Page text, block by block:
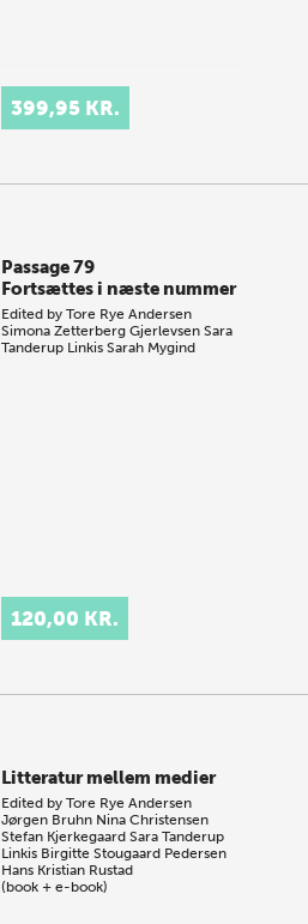
399,95 KR.
Passage 79
Fortsættes i næste nummer
Edited byTore Rye Andersen
Simona Zetterberg Gjerlevsen Sara
Tanderup Linkis Sarah Mygind
120,00 KR.
Litteratur mellem medier
Edited byTore Rye Andersen
Jørgen Bruhn Nina Christensen
Stefan Kjerkegaard Sara Tanderup
Linkis Birgitte Stougaard Pedersen
Hans Kristian Rustad
(book + e-book)